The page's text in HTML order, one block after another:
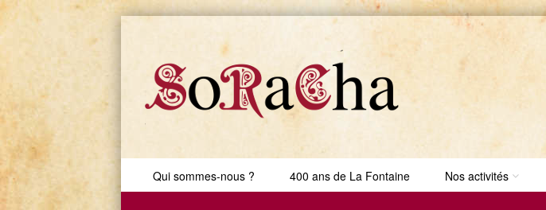
Menu
Skip to content
Qui sommes-nous ? 400 ans de La Fontaine Nos activités